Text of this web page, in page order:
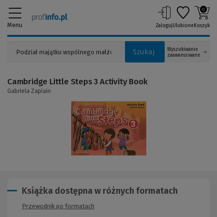
Menu
Szukaj
Wyszukiwanie
zaawansowane
ZalogujUlubione
0
Koszyk
Cambridge Little Steps 3 Activity Book
Gabriela Zapiain
Książka dostępna w różnych formatach
Przewodnik po formatach